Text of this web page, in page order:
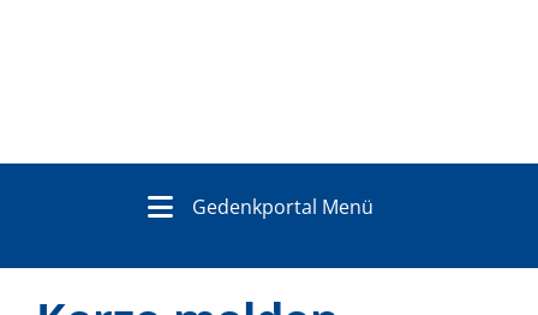
Gedenkportal Menü